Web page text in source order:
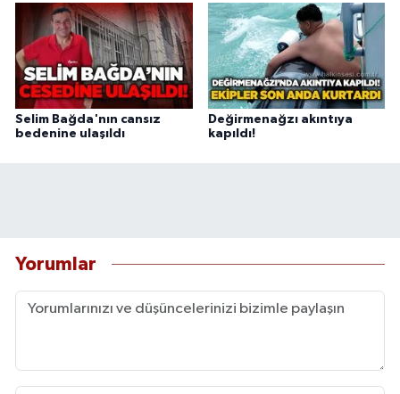
Selim Bağda'nın cansız
bedenine ulaşıldı
Değirmenağzı akıntıya
kapıldı!
Yorumlar